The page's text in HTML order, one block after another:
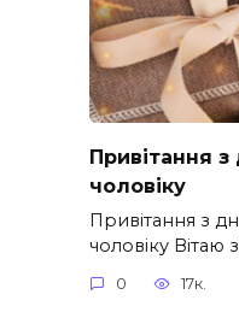
Привітання
чоловіку
Привітання з
чоловіку Вітаю
0 17к.